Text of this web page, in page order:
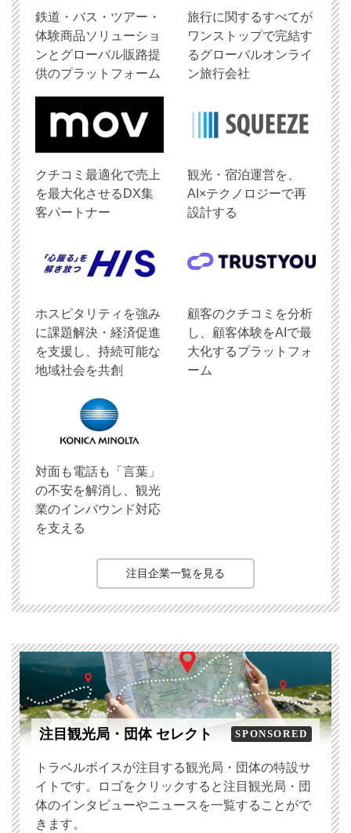
鉄道・バス・ツアー・
体験商品ソリューショ
ンとグローバル販路提
供のプラットフォーム
旅行に関するすべてが
ワンストップで完結す
るグローバルオンライ
ン旅行会社
クチコミ最適化で売上
を最大化させるDX集
客パートナー
観光・宿泊運営を、
AI×テクノロジーで再
設計する
ホスピタリティを強み
に課題解決・経済促進
を支援し、持続可能な
地域社会を共創
顧客のクチコミを分析
し、顧客体験をAIで最
大化するプラットフォ
ーム
対面も電話も「言葉」
の不安を解消し、観光
業のインバウンド対応
を支える
注目企業一覧を見る
注目観光局・団体 セレクト SPONSORED
トラベルボイスが注目する観光局・団体の特設サ
イトです。ロゴをクリックすると注目観光局・団
体のインタビューやニュースを一覧することがで
きます。